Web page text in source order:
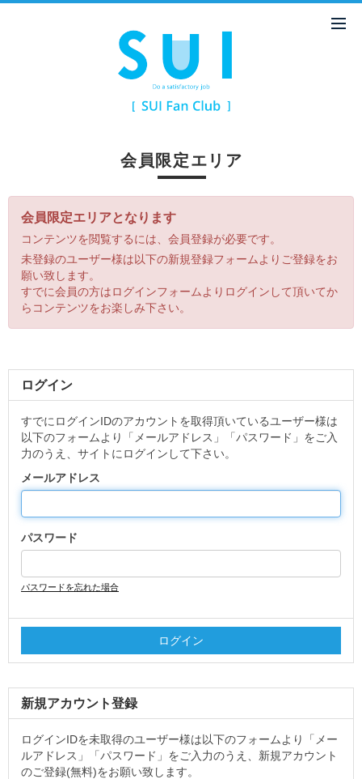
会員限定エリア
会員限定エリアとなります
コンテンツを閲覧するには、会員登録が必要です。
未登録のユーザー様は以下の新規登録フォームよりご登録をお
願い致します。
すでに会員の方はログインフォームよりログインして頂いてか
らコンテンツをお楽しみ下さい。
ログイン
すでにログインIDのアカウントを取得頂いているユーザー様は
以下のフォームより「メールアドレス」「パスワード」をご入
力のうえ、サイトにログインして下さい。
メールアドレス
パスワード
パスワードを忘れた場合
新規アカウント登録
ログインIDを未取得のユーザー様は以下のフォームより「メー
ルアドレス」「パスワード」をご入力のうえ、新規アカウント
のご登録(無料)をお願い致します。